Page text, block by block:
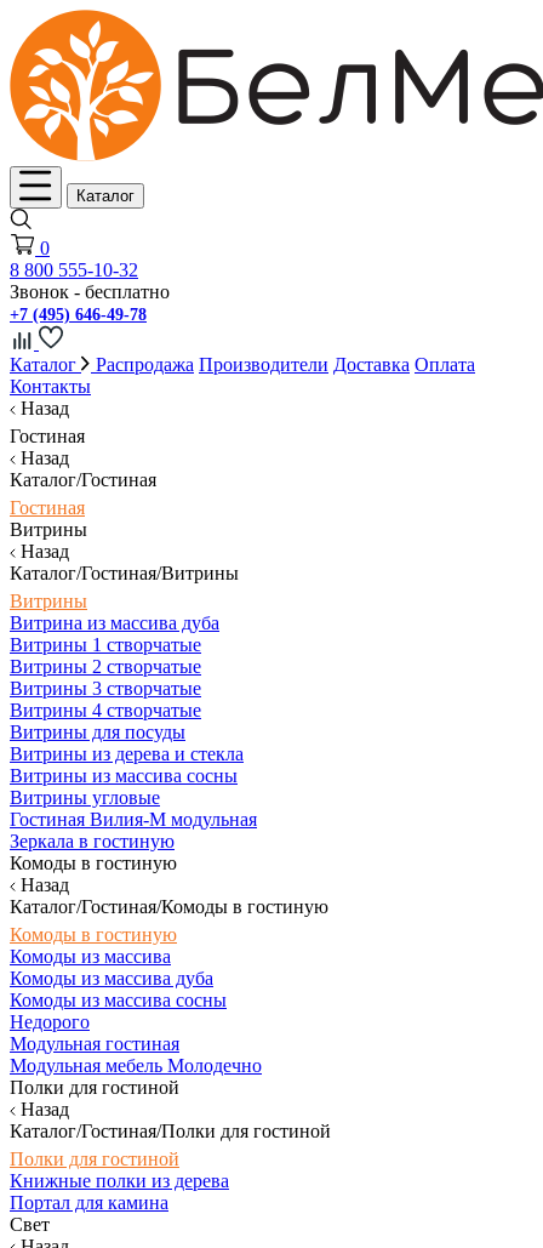
Каталог
0
8 800 555-10-32
Звонок - бесплатно
+7 (495) 646-49-78
Каталог Распродажа Производители Доставка Оплата
Контакты
Назад
Гостиная
Назад
Каталог/Гостиная
Гостиная
Витрины
Назад
Каталог/Гостиная/Витрины
Витрины
Витрина из массива дуба
Витрины 1 створчатые
Витрины 2 створчатые
Витрины 3 створчатые
Витрины 4 створчатые
Витрины для посуды
Витрины из дерева и стекла
Витрины из массива сосны
Витрины угловые
Гостиная Вилия-М модульная
Зеркала в гостиную
Комоды в гостиную
Назад
Каталог/Гостиная/Комоды в гостиную
Комоды в гостиную
Комоды из массива
Комоды из массива дуба
Комоды из массива сосны
Недорого
Модульная гостиная
Модульная мебель Молодечно
Полки для гостиной
Назад
Каталог/Гостиная/Полки для гостиной
Полки для гостиной
Книжные полки из дерева
Портал для камина
Свет